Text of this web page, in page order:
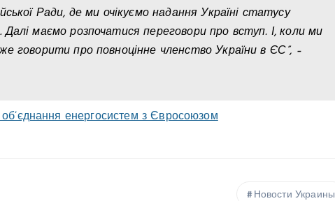
Ради, де ми очікуємо надання Україні статусу
маємо розпочатися переговори про вступ. І, коли ми
говорити про повноцінне членство України в ЄС”, –
енергосистем з Євросоюзом
Новости Украины